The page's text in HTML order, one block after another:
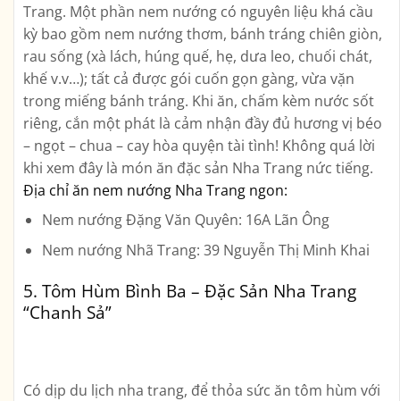
Trang. Một phần nem nướng có nguyên liệu khá cầu
kỳ bao gồm nem nướng thơm, bánh tráng chiên giòn,
rau sống (xà lách, húng quế, hẹ, dưa leo, chuối chát,
khế v.v…); tất cả được gói cuốn gọn gàng, vừa vặn
trong miếng bánh tráng. Khi ăn, chấm kèm nước sốt
riêng, cắn một phát là cảm nhận đầy đủ hương vị béo
– ngọt – chua – cay hòa quyện tài tình! Không quá lời
khi xem đây là món ăn đặc sản Nha Trang nức tiếng.
Địa chỉ ăn nem nướng Nha Trang ngon:
Nem nướng Đặng Văn Quyên: 16A Lãn Ông
Nem nướng Nhã Trang: 39 Nguyễn Thị Minh Khai
5. Tôm Hùm Bình Ba – Đặc Sản Nha Trang
“Chanh Sả”
Có dịp du lịch nha trang, để thỏa sức ăn tôm hùm với